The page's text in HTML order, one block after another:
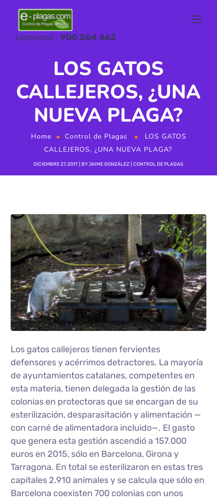
Llamanos : 900 264 462
LOS GATOS
CALLEJEROS, ¿UNA
NUEVA PLAGA?
Home Control de Plagas
LOS GATOS
CALLEJEROS, ¿UNA NUEVA PLAGA?
DICIEMBRE 27, 2017 BYJAIME GONZÁLEZ CONTROL DE PLAGAS
Los gatos callejeros tienen fervientes
defensores y acérrimos detractores. La mayoría
de ayuntamientos catalanes, competentes en
esta materia, tienen delegada la gestión de las
colonias en protectoras que se encargan de su
esterilización, desparasitación y alimentación —
con carné de alimentadora incluido—. El gasto
que genera esta gestión ascendió a 157.000
euros en 2015, sólo en Barcelona, Girona y
Tarragona. En total se esterilizaron en estas tres
capitales 2.910 animales y se calcula que sólo en
Barcelona coexisten 700 colonias con unos